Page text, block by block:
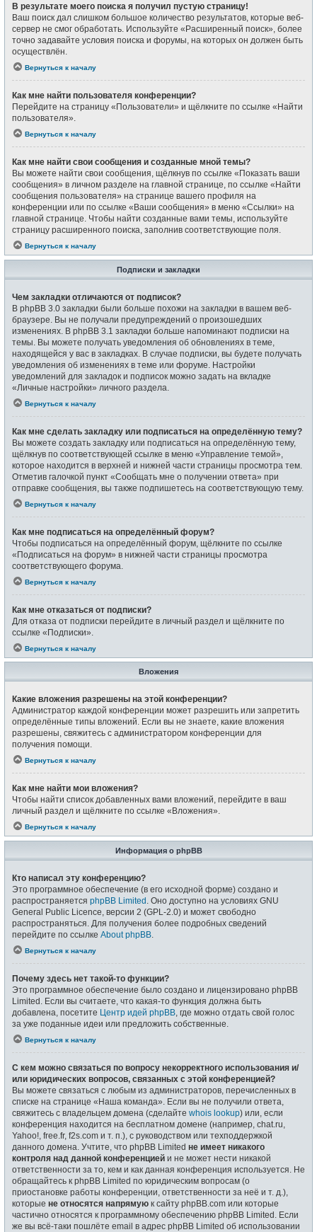
В результате моего поиска я получил пустую страницу!
Ваш поиск дал слишком большое количество результатов, которые веб-
сервер не смог обработать. Используйте «Расширенный поиск», более
точно задавайте условия поиска и форумы, на которых он должен быть
осуществлён.
Вернуться к началу
Как мне найти пользователя конференции?
Перейдите на страницу «Пользователи» и щёлкните по ссылке «Найти
пользователя».
Вернуться к началу
Как мне найти свои сообщения и созданные мной темы?
Вы можете найти свои сообщения, щёлкнув по ссылке «Показать ваши
сообщения» в личном разделе на главной странице, по ссылке «Найти
сообщения пользователя» на странице вашего профиля на
конференции или по ссылке «Ваши сообщения» в меню «Ссылки» на
главной странице. Чтобы найти созданные вами темы, используйте
страницу расширенного поиска, заполнив соответствующие поля.
Вернуться к началу
Подписки и закладки
Чем закладки отличаются от подписок?
В phpBB 3.0 закладки были больше похожи на закладки в вашем веб-
браузере. Вы не получали предупреждений о произошедших
изменениях. В phpBB 3.1 закладки больше напоминают подписки на
темы. Вы можете получать уведомления об обновлениях в теме,
находящейся у вас в закладках. В случае подписки, вы будете получать
уведомления об изменениях в теме или форуме. Настройки
уведомлений для закладок и подписок можно задать на вкладке
«Личные настройки» личного раздела.
Вернуться к началу
Как мне сделать закладку или подписаться на определённую тему?
Вы можете создать закладку или подписаться на определённую тему,
щёлкнув по соответствующей ссылке в меню «Управление темой»,
которое находится в верхней и нижней части страницы просмотра тем.
Отметив галочкой пункт «Сообщать мне о получении ответа» при
отправке сообщения, вы также подпишетесь на соответствующую тему.
Вернуться к началу
Как мне подписаться на определённый форум?
Чтобы подписаться на определённый форум, щёлкните по ссылке
«Подписаться на форум» в нижней части страницы просмотра
соответствующего форума.
Вернуться к началу
Как мне отказаться от подписки?
Для отказа от подписки перейдите в личный раздел и щёлкните по
ссылке «Подписки».
Вернуться к началу
Вложения
Какие вложения разрешены на этой конференции?
Администратор каждой конференции может разрешить или запретить
определённые типы вложений. Если вы не знаете, какие вложения
разрешены, свяжитесь с администратором конференции для
получения помощи.
Вернуться к началу
Как мне найти мои вложения?
Чтобы найти список добавленных вами вложений, перейдите в ваш
личный раздел и щёлкните по ссылке «Вложения».
Вернуться к началу
Информация о phpBB
Кто написал эту конференцию?
Это программное обеспечение (в его исходной форме) создано и
распространяется phpBB Limited . Оно доступно на условиях GNU
General Public Licence, версии 2 (GPL-2.0) и может свободно
распространяться. Для получения более подробных сведений
перейдите по ссылке About phpBB
Вернуться к началу
Почему здесь нет такой-то функции?
Это программное обеспечение было создано и лицензировано phpBB
Limited. Если вы считаете, что какая-то функция должна быть
добавлена, посетите Центр идей phpBB , где можно отдать свой голос
за уже поданные идеи или предложить собственные.
Вернуться к началу
С кем можно связаться по вопросу некорректного использования и/
или юридических вопросов, связанных с этой конференцией?
Вы можете связаться с любым из администраторов, перечисленных в
списке на странице «Наша команда». Если вы не получили ответа,
свяжитесь с владельцем домена (сделайте whois lookup) или, если
конференция находится на бесплатном домене (например, chat.ru,
Yahoo!, free.fr, f2s.com и т. п.), с руководством или техподдержкой
данного домена. Учтите, что phpBB Limited не имеет никакого
контроля над данной конференцией и не может нести никакой
ответственности за то, кем и как данная конференция используется. Не
обращайтесь к phpBB Limited по юридическим вопросам (о
приостановке работы конференции, ответственности за неё и т. д.),
которые не относятся напрямую к сайту phpBB.com или которые
частично относятся к программному обеспечению phpBB Limited. Если
же вы всё-таки пошлёте email в адрес phpBB Limited об использовании